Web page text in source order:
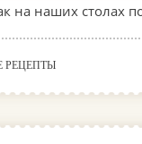
на наших столах
РЕЦЕПТЫ